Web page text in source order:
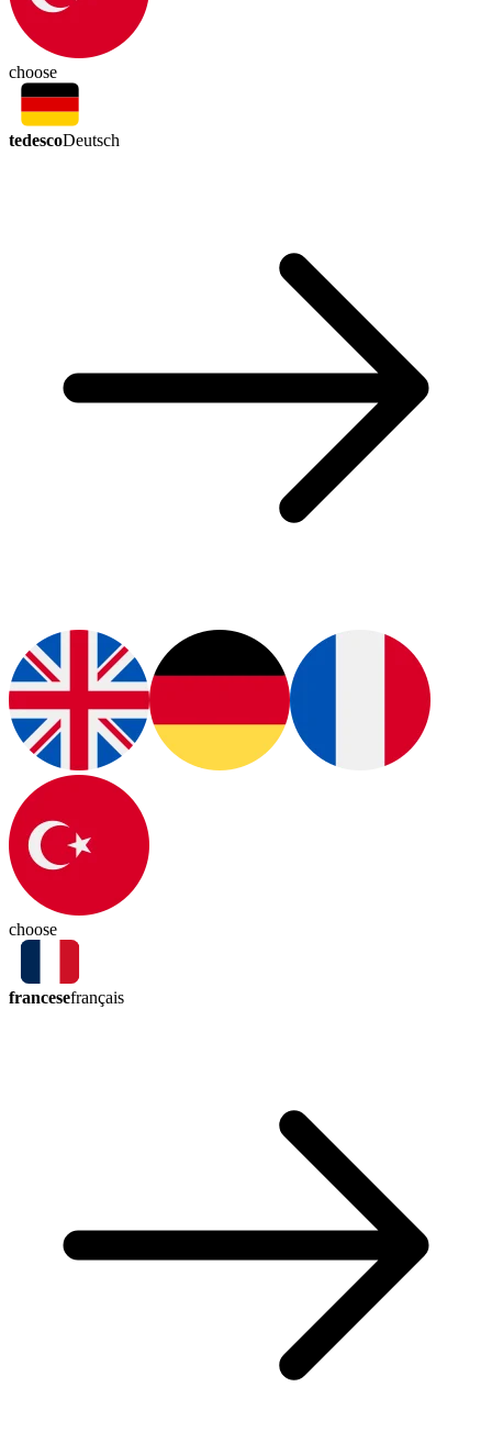
choose
tedescoDeutsch
choose
francesefrançais